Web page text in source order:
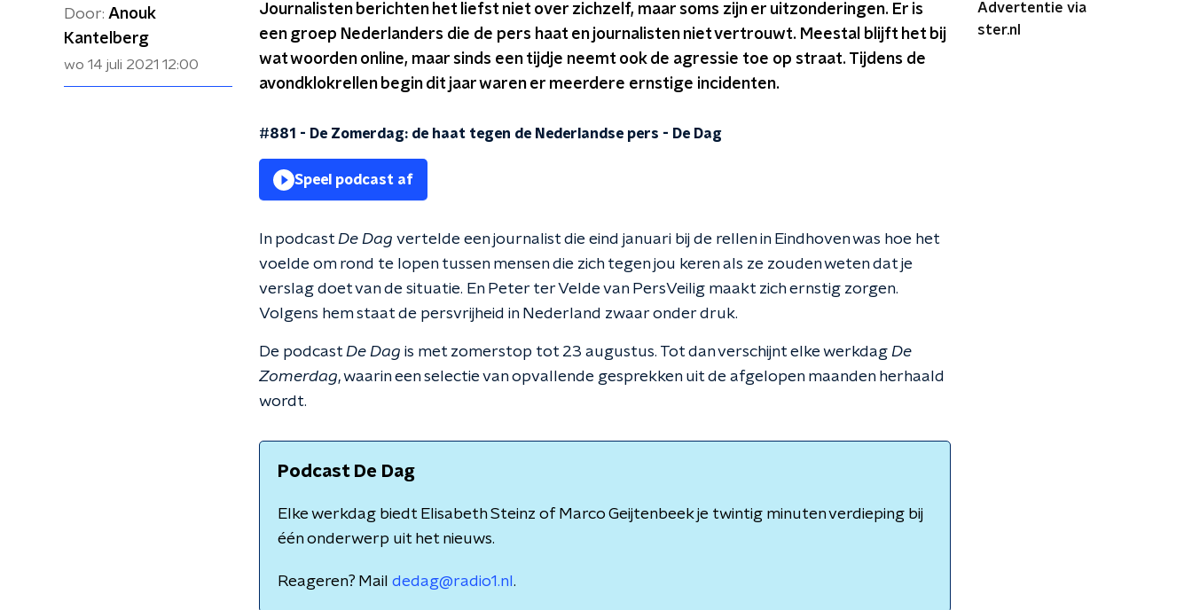
Door: Anouk
Kantelberg
wo 14 juli 2021 12:00
Journalisten berichten het liefst niet over zichzelf, maar soms zijn er uitzonderingen. Er is
een groep Nederlanders die de pers haat en journalisten niet vertrouwt. Meestal blijft het bij
wat woorden online, maar sinds een tijdje neemt ook de agressie toe op straat. Tijdens de
avondklokrellen begin dit jaar waren er meerdere ernstige incidenten.
#881 - De Zomerdag: de haat tegen de Nederlandse pers - De Dag
Speel podcast af
In podcast De Dag vertelde een journalist die eind januari bij de rellen in Eindhoven was hoe het
voelde om rond te lopen tussen mensen die zich tegen jou keren als ze zouden weten dat je
verslag doet van de situatie. En Peter ter Velde van PersVeilig maakt zich ernstig zorgen.
Volgens hem staat de persvrijheid in Nederland zwaar onder druk.
De podcast De Dag is met zomerstop tot 23 augustus. Tot dan verschijnt elke werkdag De
Zomerdag, waarin een selectie van opvallende gesprekken uit de afgelopen maanden herhaald
wordt.
Podcast De Dag
Elke werkdag biedt Elisabeth Steinz of Marco Geijtenbeek je twintig minuten verdieping bij
één onderwerp uit het nieuws.
Reageren? Mail dedag@radio1.nl .
Advertentie via
ster.nl